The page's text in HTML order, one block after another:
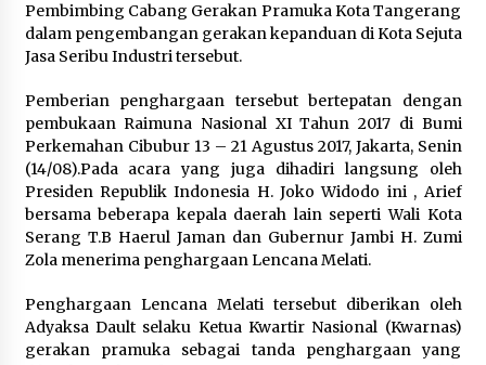
Kemenpar Turut Perkuat
Pengembangan KEK Samota
Berkelas Dunia
8 Agustus 2026
Festival Lembah Baliem Perkuat
Ekonomi Masyarakat Papua
Pegunungan
8 Agustus 2026
Bakteri Yogurt, Kenali Manfaatnya
Pembimbing Cabang Gerakan Pramuka Kota Tangerang
dalam pengembangan gerakan kepanduan di Kota Sejuta
Jasa Seribu Industri tersebut.
Pemberian penghargaan tersebut bertepatan dengan
pembukaan Raimuna Nasional XI Tahun 2017 di Bumi
Perkemahan Cibubur 13 – 21 Agustus 2017, Jakarta, Senin
(14/08).Pada acara yang juga dihadiri langsung oleh
Presiden Republik Indonesia H. Joko Widodo ini , Arief
bersama beberapa kepala daerah lain seperti Wali Kota
Serang T.B Haerul Jaman dan Gubernur Jambi H. Zumi
Zola menerima penghargaan Lencana Melati.
Penghargaan Lencana Melati tersebut diberikan oleh
Adyaksa Dault selaku Ketua Kwartir Nasional (Kwarnas)
gerakan pramuka sebagai tanda penghargaan yang